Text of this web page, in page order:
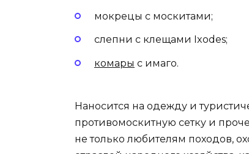
мокрецы с москитами;
слепни с клещами Ixodes;
комары с имаго.
Наносится на одежду и
противомоскитную сетку и
не только любителям походов,